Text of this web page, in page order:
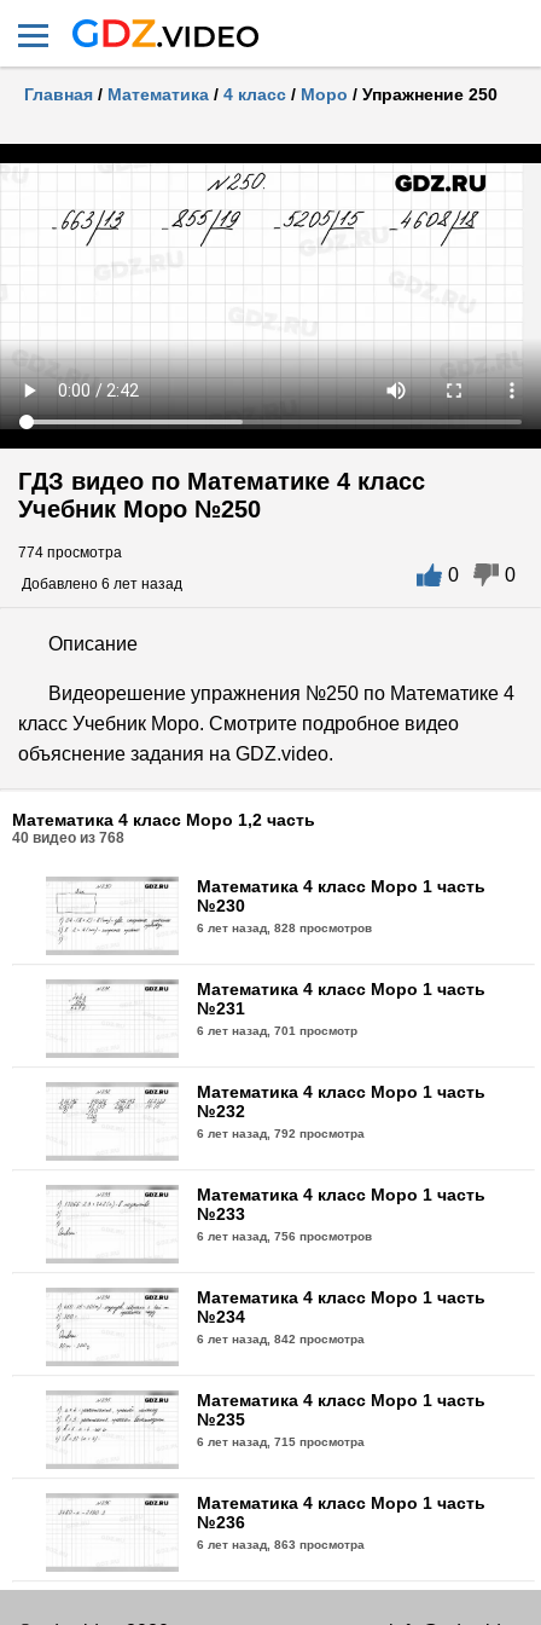
Главная / Математика / 4 класс / Моро / Упражнение 250
ГДЗ видео по Математике 4 класс
Учебник Моро №250
774 просмотра
Добавлено 6 лет назад
0 0
Описание
Видеорешение упражнения №250 по Математике 4
класс Учебник Моро. Смотрите подробное видео
объяснение задания на GDZ.video.
Математика 4 класс Моро 1,2 часть
40 видео из 768
Математика 4 класс Моро 1 часть
№230
6 лет назад,828 просмотров
Математика 4 класс Моро 1 часть
№231
6 лет назад,701 просмотр
Математика 4 класс Моро 1 часть
№232
6 лет назад,792 просмотра
Математика 4 класс Моро 1 часть
№233
6 лет назад,756 просмотров
Математика 4 класс Моро 1 часть
№234
6 лет назад,842 просмотра
Математика 4 класс Моро 1 часть
№235
6 лет назад,715 просмотра
Математика 4 класс Моро 1 часть
№236
6 лет назад,863 просмотра